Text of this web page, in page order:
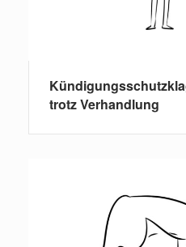
trotz Verhandlung